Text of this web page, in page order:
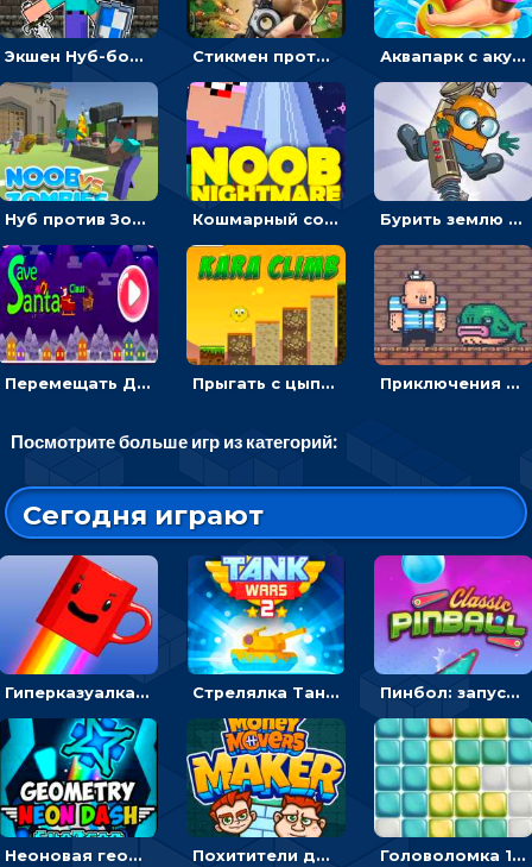
Экшен Нуб-боец: прыгать через препятствия или бить врагов мечом Стикмен против Зомби: стрелять в зомби и развивать воина Аквапарк с акулами: жми, чтобы лететь к финишу по волнам
Нуб против Зомби: направлять линию на врага и бить молотом Кошмарный сон Нуба: балансируй, чтобы выжить Бурить землю с миньоном, чтобы собирать ископаемые - приключения
Перемещать Деда Мороза с оленями, чтобы стрелять по снеговикам - приключения Прыгать с цыпленком по столбикам вверх, чтобы собирать время - гиперказуальные Приключения Пиратские бомбы: собирать взрывчатку, пока не поднялась вода
Посмотрите больше игр из категорий:
Сегодня играют
Гиперказуалка Летающая чашка кофе: двигаться и собирать кубики сахара Стрелялка Танковые войны: бить по танку врага, чтобы уничтожить зло Пинбол: запускать шарик, чтобы выбивать очки
Неоновая геометрия: прыгай через препятствия и собирай шары Похитители денег: управляйте друзьями и соберите все мешки с долларами Головоломка 10х10